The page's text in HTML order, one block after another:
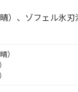
）、ゾフェル氷
）